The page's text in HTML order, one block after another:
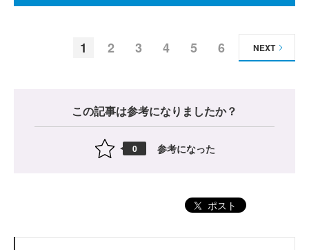
1 2 3 4 5 6 NEXT
この記事は参考になりましたか？
0 参考になった
ポスト